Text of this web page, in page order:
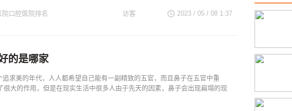
院口腔医院排名
2023 / 05 / 08 1:37
访客
的是哪家
追求美的年代，人人都希望自己能有一副精致的五官，而且鼻子在五官中重
很大的作用，但是在现实生活中很多人由于先天的因素，鼻子会出现扁塌的现